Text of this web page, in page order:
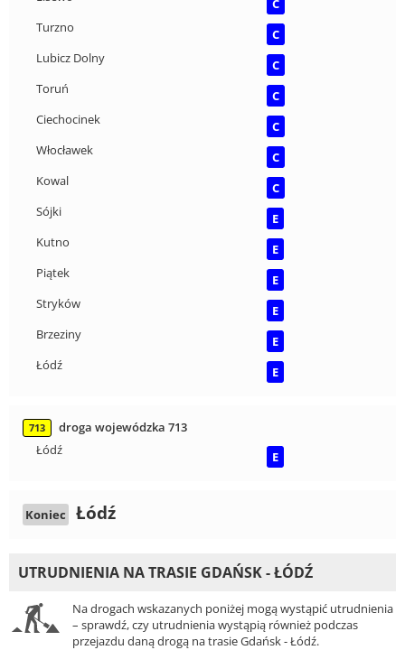
Turzno
C
Lubicz Dolny
C
Toruń
C
Ciechocinek
C
Włocławek
C
Kowal
C
Sójki
E
Kutno
E
Piątek
E
Stryków
E
Brzeziny
E
Łódź
E
713
droga wojewódzka 713
Łódź
E
Koniec Łódź
UTRUDNIENIA NA TRASIE GDAŃSK - ŁÓDŹ
Na drogach wskazanych poniżej mogą wystąpić utrudnienia
– sprawdź, czy utrudnienia wystąpią również podczas
przejazdu daną drogą na trasie Gdańsk - Łódź.